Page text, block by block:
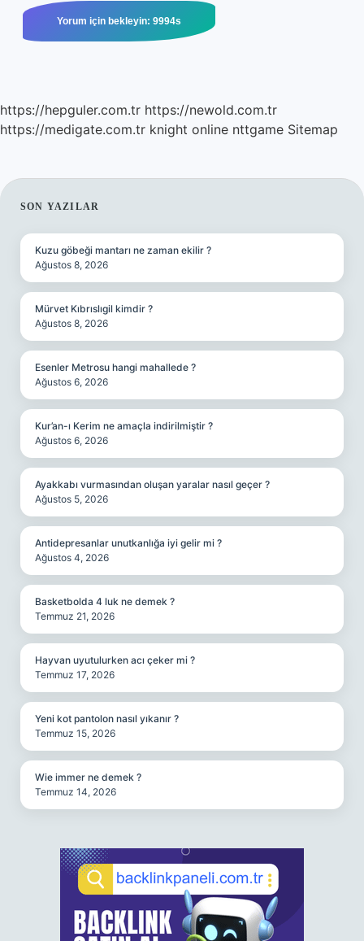
https://hepguler.com.tr https://newold.com.tr
https://medigate.com.tr knight online nttgame Sitemap
SIDEBAR
SON YAZILAR
Kuzu göbeği mantarı ne zaman ekilir ?
Ağustos 8, 2026
Mürvet Kıbrıslıgil kimdir ?
Ağustos 8, 2026
Esenler Metrosu hangi mahallede ?
Ağustos 6, 2026
Kur’an-ı Kerim ne amaçla indirilmiştir ?
Ağustos 6, 2026
Ayakkabı vurmasından oluşan yaralar nasıl geçer ?
Ağustos 5, 2026
Antidepresanlar unutkanlığa iyi gelir mi ?
Ağustos 4, 2026
Basketbolda 4 luk ne demek ?
Temmuz 21, 2026
Hayvan uyutulurken acı çeker mi ?
Temmuz 17, 2026
Yeni kot pantolon nasıl yıkanır ?
Temmuz 15, 2026
Wie immer ne demek ?
Temmuz 14, 2026